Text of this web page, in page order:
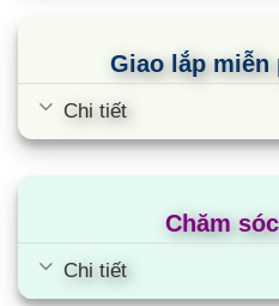
Giao lắp miễn
Chi tiết
Chăm
Chi tiết